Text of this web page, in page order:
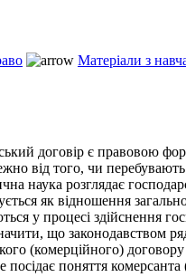
Матеріали з
договір є правовою
від того, чи
наука розглядає
як відношення
у процесі здійснення
що законодавством
(комерційного)
посідає поняття